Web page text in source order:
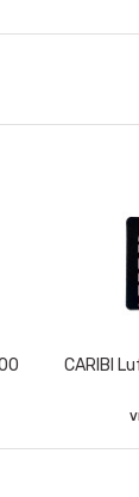
CARIBI